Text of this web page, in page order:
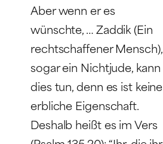
Aber wenn er es
wünschte, …Zaddik (Ein
rechtschaffener Mensch),
sogar ein Nichtjude, kann
dies tun, denn es ist keine
erbliche Eigenschaft.
Deshalb heißt es im Vers